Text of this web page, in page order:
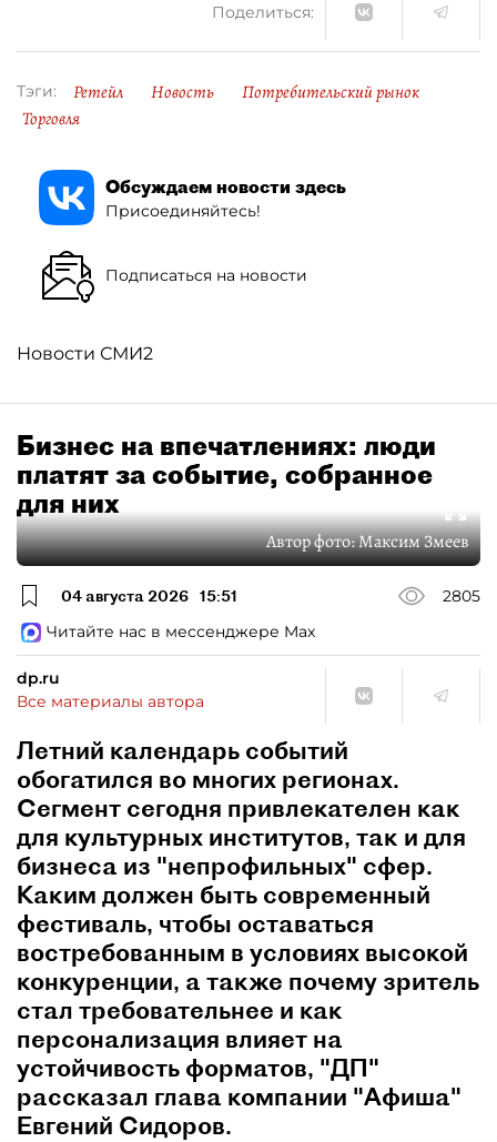
Поделиться:
Тэги: Ретейл Новость
Потребительский рынок
Торговля
Обсуждаем новости здесь
Присоединяйтесь!
Подписаться на новости
Новости СМИ2
Бизнес на впечатлениях: люди
платят за событие, собранное
для них
Автор фото:Максим Змеев
04 августа 2026 15:51
2805
Читайте нас в мессенджере Max
dp.ru
Все материалы автора
Летний календарь событий
обогатился во многих регионах.
Сегмент сегодня привлекателен как
для культурных институтов, так и для
бизнеса из "непрофильных" сфер.
Каким должен быть современный
фестиваль, чтобы оставаться
востребованным в условиях высокой
конкуренции, а также почему зритель
стал требовательнее и как
персонализация влияет на
устойчивость форматов, "ДП"
рассказал глава компании "Афиша"
Евгений Сидоров.